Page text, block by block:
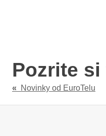
Pozrite si
« Novinky od EuroTelu